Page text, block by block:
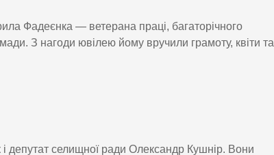
Фадеєнка — ветерана праці, багаторічного
З нагоди ювілею йому вручили грамоту, квіти та
депутат селищної ради Олександр Кушнір. Вони